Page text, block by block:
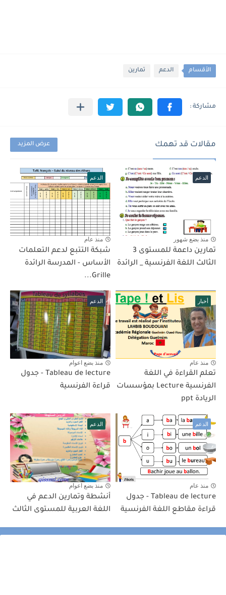
الأقسام الدعم تمارين
مقالات قد تهمك عرض المزيد
الدعم
منذ بضع شهور
تمارين داعمة للمستوى 3
الثالث اللغة الفرنسية _ الرائدة
الدعم
منذ عام
شبكة التتبع لدعم التعلمات
الأساس - المدرسة الرائدة
Grille...
أخبار
منذ عام
تعلم القراءة في اللغة
الفرنسية Lecture بمؤسسات
الريادة ppt
الدعم
منذ بضع اعوام
Tableau de lecture - جدول
قراءة الفرنسية
الدعم
منذ عام
Tableau de lecture - جدول
قراءة مقاطع اللغة الفرنسية
الدعم
منذ بضع اعوام
أنشطة وتمارين الدعم في
اللغة العربية للمستوى الثالث